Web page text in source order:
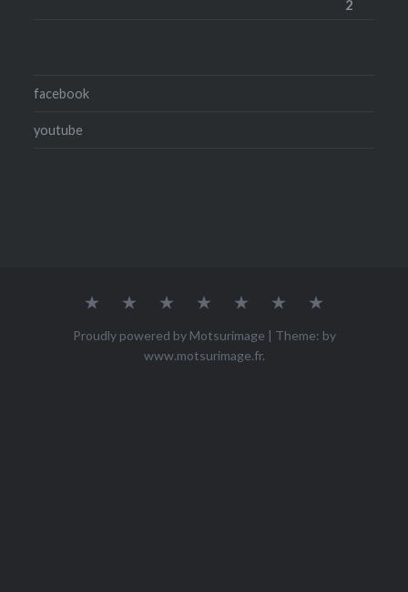
facebook
youtube
Accueil Qui
je
ACHETER
Mes
Mes
Mes
Proudly powered by Motsurimage | Theme: by
www.motsurimage.fr.